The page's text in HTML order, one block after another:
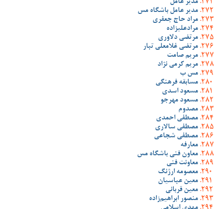
مدیر عامل
مدیر عامل باشگاه مس
مراد حاج جعفری
مرادعلیزاده
مرتضی دلاوری
مرتضی غلامعلی تبار
مریم صامت
مریم کرمی نژاد
مس ب
مسابقه فرهنگی
مسعود اسدی
مسعود مهرجو
مصدوم
مصطفی احمدی
مصطفی سالاری
مصطفی شجاعی
معارفه
معاون فنی باشگاه مس
معاونت فنی
معصومه ارژنگ
معین عباسیان
معین قربانی
منصور ابراهیم‌زاده